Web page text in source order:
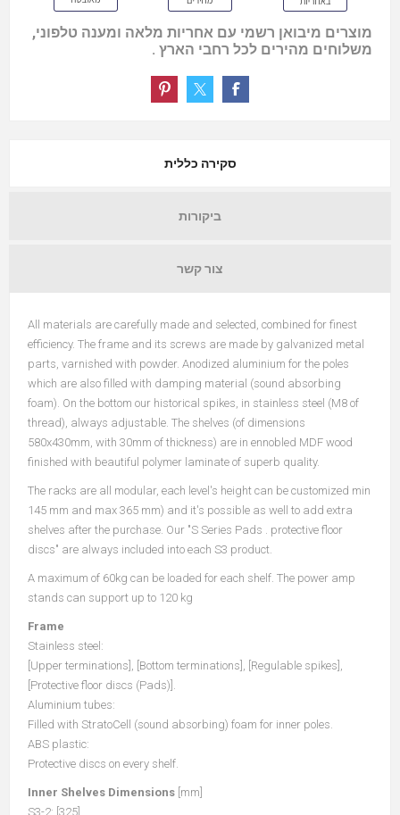
מוצרים מיבואן רשמי עם אחריות מלאה ומענה טלפוני,
משלוחים מהירים לכל רחבי הארץ .
סקירה כללית
ביקורות
צור קשר
All materials are carefully made and selected, combined for finest
efficiency. The frame and its screws are made by galvanized metal
parts, varnished with powder. Anodized aluminium for the poles
which are also filled with damping material (sound absorbing
foam). On the bottom our historical spikes, in stainless steel (M8 of
thread), always adjustable. The shelves (of dimensions
580x430mm, with 30mm of thickness) are in ennobled MDF wood
finished with beautiful polymer laminate of superb quality.
The racks are all modular, each level's height can be customized min
145 mm and max 365 mm) and it's possible as well to add extra
shelves after the purchase. Our "S Series Pads . protective floor
discs" are always included into each S3 product.
A maximum of 60kg can be loaded for each shelf. The power amp
stands can support up to 120 kg
Frame
Stainless steel:
[Upper terminations], [Bottom terminations], [Regulable spikes],
[Protective floor discs (Pads)].
Aluminium tubes:
Filled with StratoCell (sound absorbing) foam for inner poles.
ABS plastic:
Protective discs on every shelf.
Inner Shelves Dimensions [mm]
S3-2: [325]